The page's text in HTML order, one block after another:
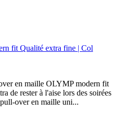
fit Qualité extra fine | Col
en maille OLYMP modern fit
de rester à l'aise lors des soirées
over en maille uni...